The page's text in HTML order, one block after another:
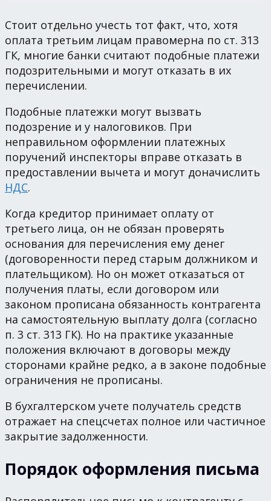
Стоит отдельно учесть тот факт, что, хотя
оплата третьим лицам правомерна по ст. 313
ГК, многие банки считают подобные платежи
подозрительными и могут отказать в их
перечислении.
Подобные платежки могут вызвать
подозрение и у налоговиков. При
неправильном оформлении платежных
поручений инспекторы вправе отказать в
предоставлении вычета и могут доначислить
НДС.
Когда кредитор принимает оплату от
третьего лица, он не обязан проверять
основания для перечисления ему денег
(договоренности перед старым должником и
плательщиком). Но он может отказаться от
получения платы, если договором или
законом прописана обязанность контрагента
на самостоятельную выплату долга (согласно
п. 3 ст. 313 ГК). Но на практике указанные
положения включают в договоры между
сторонами крайне редко, а в законе подобные
ограничения не прописаны.
В бухгалтерском учете получатель средств
отражает на спецсчетах полное или частичное
закрытие задолженности.
Порядок оформления письма